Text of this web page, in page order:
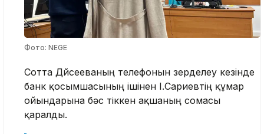
Фото: NEGE
Сотта Дүйсееваның телефонын зерделеу кезінде
банк қосымшасының ішінен І.Сариевтің құмар
ойындарына бәс тіккен ақшаның сомасы
қаралды.